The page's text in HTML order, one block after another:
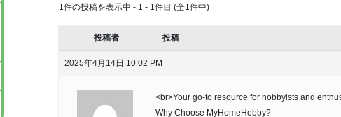
1件の投稿を表示中 - 1 - 1件目 (全1件中)
投稿者 投稿
2025年4月14日 10:02 PM
<br>Your go-to resource for hobbyists and
Why Choose MyHomeHobby?